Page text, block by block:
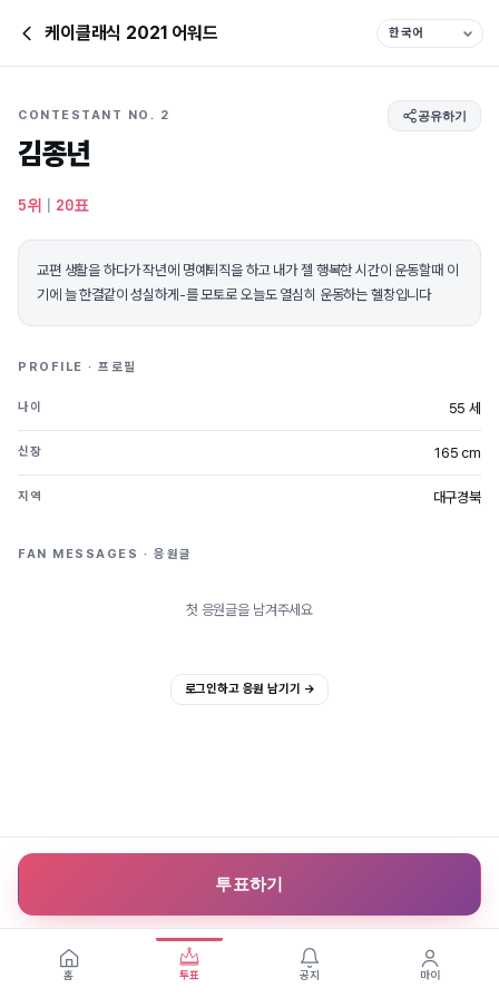
케이클래식 2021 어워드
CONTESTANT NO. 2 공유하기
김종년
5위 | 20표
교편 생활을 하다가 작년에 명예퇴직을 하고 내가 젤 행복한 시간이 운동할때 이
기에 늘 한결같이 성실하게-를 모토로 오늘도 열심히 운동하는 헬창입니다
PROFILE · 프로필
나이 55 세
신장 165 cm
지역 대구경북
FAN MESSAGES · 응원글
첫 응원글을 남겨주세요
로그인하고 응원 남기기 →
투표하기
홈 투표 공지 마이